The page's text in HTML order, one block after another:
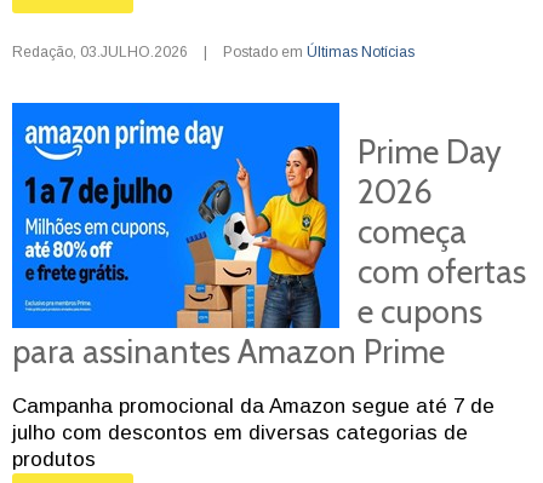
Redação 03.JULHO.2026 | Postado em Últimas Notícias
Prime Day
2026
começa
com ofertas
e cupons
para assinantes Amazon Prime
Campanha promocional da Amazon segue até 7 de
julho com descontos em diversas categorias de
produtos